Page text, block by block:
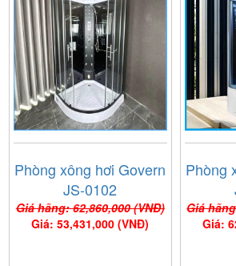
Phòng xông hơi Govern
JS-0102
Giá hãng: 62,860,000 (VNĐ)
Giá: 53,431,000 (VNĐ)
Phòng
Giá
Giá: